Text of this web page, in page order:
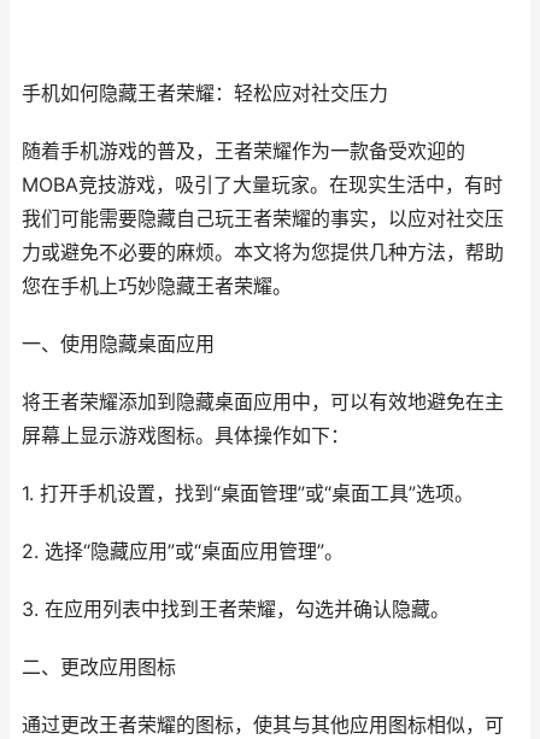
手机如何隐藏王者荣耀：轻松应对社交压力
随着手机游戏的普及，王者荣耀作为一款备受欢迎的
MOBA竞技游戏，吸引了大量玩家。在现实生活中，有时
我们可能需要隐藏自己玩王者荣耀的事实，以应对社交压
力或避免不必要的麻烦。本文将为您提供几种方法，帮助
您在手机上巧妙隐藏王者荣耀。
一、使用隐藏桌面应用
将王者荣耀添加到隐藏桌面应用中，可以有效地避免在主
屏幕上显示游戏图标。具体操作如下：
1. 打开手机设置，找到“桌面管理”或“桌面工具”选项。
2. 选择“隐藏应用”或“桌面应用管理”。
3. 在应用列表中找到王者荣耀，勾选并确认隐藏。
二、更改应用图标
通过更改王者荣耀的图标，使其与其他应用图标相似，可